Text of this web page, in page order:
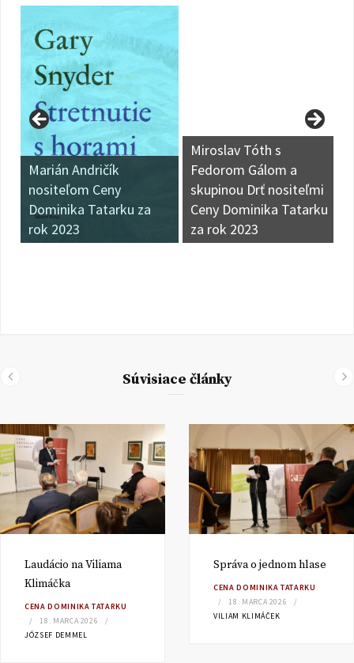
Marián Andričík
nositeľom Ceny
Dominika Tatarku za
rok 2023
Miroslav Tóth s
Fedorom Gálom a
skupinou Drť nositeľmi
Ceny Dominika Tatarku
za rok 2023
Súvisiace články
Laudácio na Viliama
Klimáčka
CENA DOMINIKA TATARKU
18. MARCA 2026
JÓZSEF DEMMEL
Správa o jednom hlase
CENA DOMINIKA TATARKU
18. MARCA 2026
VILIAM KLIMÁČEK